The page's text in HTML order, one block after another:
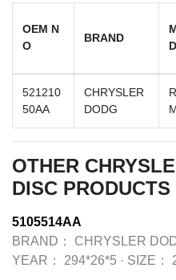
OEM N
O
BRAND
521210
50AA
CHRYSLER
DODG
OTHER
DISC PRODUCTS
5105514AA
BRAND：
CHRYSLER
YEAR：
294*26*5 · SIZE：